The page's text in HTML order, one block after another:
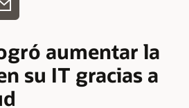
aumentar la
su IT gracias a